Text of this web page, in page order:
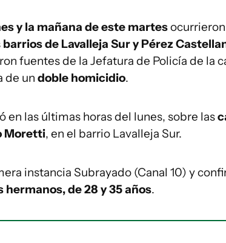
y la mañana de este martes
barrios de Lavalleja Sur y Pérez
fuentes de la Jefatura de Policía de la
de un doble homicidio.
en las últimas horas del lunes, sobre las
Moretti, en el barrio Lavalleja Sur.
instancia Subrayado (Canal 10) y
hermanos, de 28 y 35 años.